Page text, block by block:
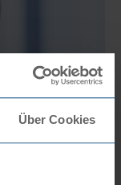
Über Cookies